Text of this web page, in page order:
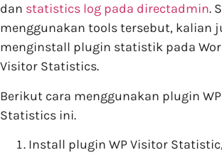
dan statistics log pada directadmin.
menggunakan tools tersebut, kalian
menginstall plugin statistik pada
Visitor Statistics.
Berikut cara menggunakan plugin
Statistics ini.
Install plugin WP Visitor